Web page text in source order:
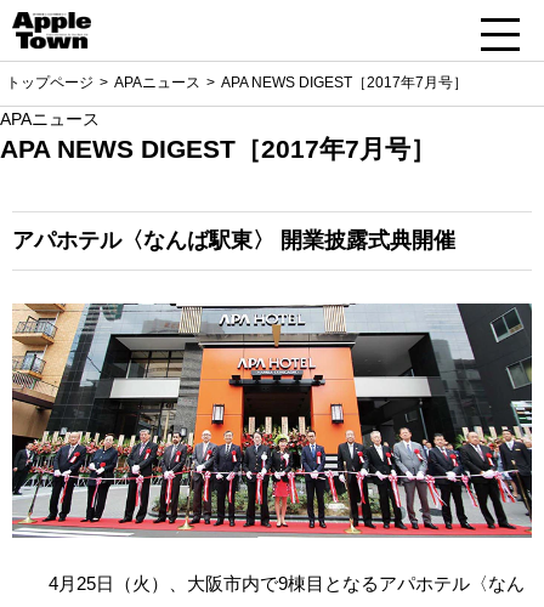
トップページ APAニュース APA NEWS DIGEST［2017年7月号］
APAニュース
APA NEWS DIGEST［2017年7月号］
アパホテル〈なんば駅東〉 開業披露式典開催
4月25日（火）、大阪市内で9棟目となるアパホテル〈なん